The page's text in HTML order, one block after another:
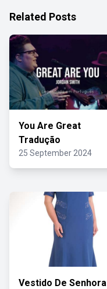
Related Posts
You Are Great
Tradução
25 September 2024
Vestido De Senhora